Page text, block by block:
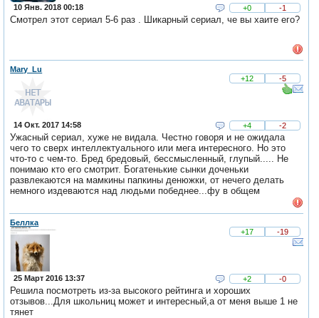
10 Янв. 2018 00:18 +0 -1
Смотрел этот сериал 5-6 раз . Шикарный сериал, че вы хаите его?
Mary_Lu
+12
-5
14 Окт. 2017 14:58 +4 -2
Ужасный сериал, хуже не видала. Честно говоря и не ожидала
чего то сверх интеллектуального или мега интересного. Но это
что-то с чем-то. Бред бредовый, бессмысленный, глупый..... Не
понимаю кто его смотрит. Богатенькие сынки доченьки
развлекаются на мамкины папкины денюжки, от нечего делать
немного издеваются над людьми победнее...фу в общем
Беллка
+17
-19
25 Март 2016 13:37 +2 -0
Решила посмотреть из-за высокого рейтинга и хороших
отзывов...Для школьниц может и интересный,а от меня выше 1 не
тянет